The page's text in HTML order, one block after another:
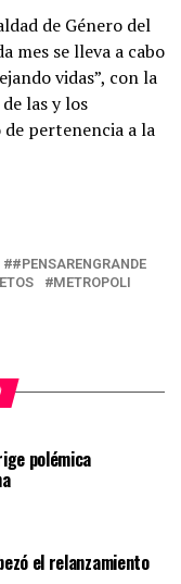
de Género del
mes se lleva a cabo
vidas”, con la
las y los
pertenencia a la
#PENSARENGRANDE
METROPOLI
polémica
el relanzamiento